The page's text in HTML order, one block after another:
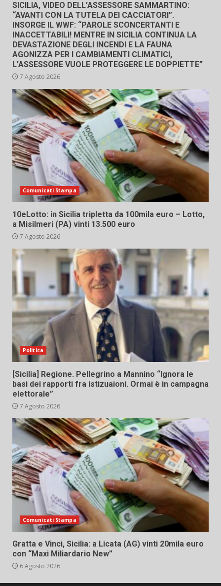
SICILIA, VIDEO DELL’ASSESSORE SAMMARTINO:
“AVANTI CON LA TUTELA DEI CACCIATORI”.
INSORGE IL WWF: “PAROLE SCONCERTANTI E
INACCETTABILI! MENTRE IN SICILIA CONTINUA LA
DEVASTAZIONE DEGLI INCENDI E LA FAUNA
AGONIZZA PER I CAMBIAMENTI CLIMATICI,
L’ASSESSORE VUOLE PROTEGGERE LE DOPPIETTE”
7 Agosto 2026
Comunicati Stampa
10eLotto: in Sicilia tripletta da 100mila euro – Lotto,
a Misilmeri (PA) vinti 13.500 euro
7 Agosto 2026
Politica
[Sicilia] Regione. Pellegrino a Mannino “Ignora le
basi dei rapporti fra istizuaioni. Ormai è in campagna
elettorale”
7 Agosto 2026
Comunicati Stampa
Gratta e Vinci, Sicilia: a Licata (AG) vinti 20mila euro
con “Maxi Miliardario New”
6 Agosto 2026